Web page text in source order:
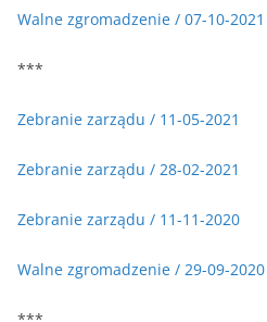
Walne zgromadzenie / 07-10-2021
***
Zebranie zarządu / 11-05-2021
Zebranie zarządu / 28-02-2021
Zebranie zarządu / 11-11-2020
Walne zgromadzenie / 29-09-2020